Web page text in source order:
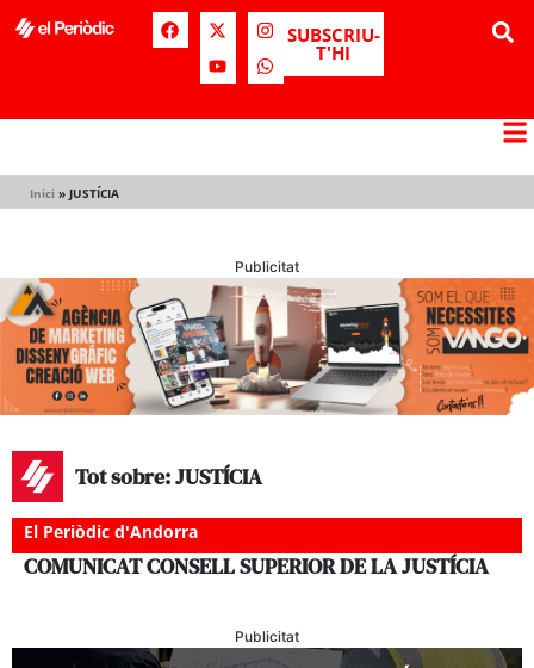
SUBSCRIU-
T'HI
Inici » JUSTÍCIA
Publicitat
Tot sobre: JUSTÍCIA
El Periòdic d'Andorra
COMUNICAT CONSELL SUPERIOR DE LA JUSTÍCIA
Publicitat